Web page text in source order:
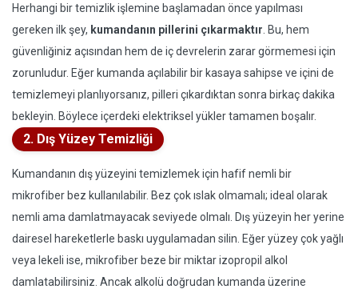
Herhangi bir temizlik işlemine başlamadan önce yapılması
gereken ilk şey, kumandanın pillerini çıkarmaktır . Bu, hem
güvenliğiniz açısından hem de iç devrelerin zarar görmemesi için
zorunludur. Eğer kumanda açılabilir bir kasaya sahipse ve içini de
temizlemeyi planlıyorsanız, pilleri çıkardıktan sonra birkaç dakika
bekleyin. Böylece içerdeki elektriksel yükler tamamen boşalır.
2. Dış Yüzey Temizliği
Kumandanın dış yüzeyini temizlemek için hafif nemli bir
mikrofiber bez kullanılabilir. Bez çok ıslak olmamalı; ideal olarak
nemli ama damlatmayacak seviyede olmalı. Dış yüzeyin her yerine
dairesel hareketlerle baskı uygulamadan silin. Eğer yüzey çok yağlı
veya lekeli ise, mikrofiber beze bir miktar izopropil alkol
damlatabilirsiniz. Ancak alkolü doğrudan kumanda üzerine